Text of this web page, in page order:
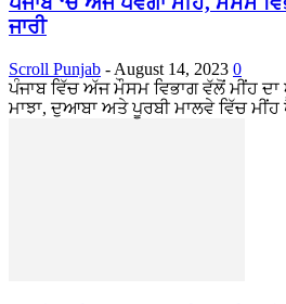
ਜਾਰੀ
Scroll Punjab - August 14, 2023 0
ਪੰਜਾਬ ਵਿੱਚ ਅੱਜ ਮੌਸਮ ਵਿਭਾਗ ਵੱਲੋਂ ਮੀਂਹ
ਮਾਝਾ, ਦੁਆਬਾ ਅਤੇ ਪੂਰਬੀ ਮਾਲਵੇ ਵਿੱਚ